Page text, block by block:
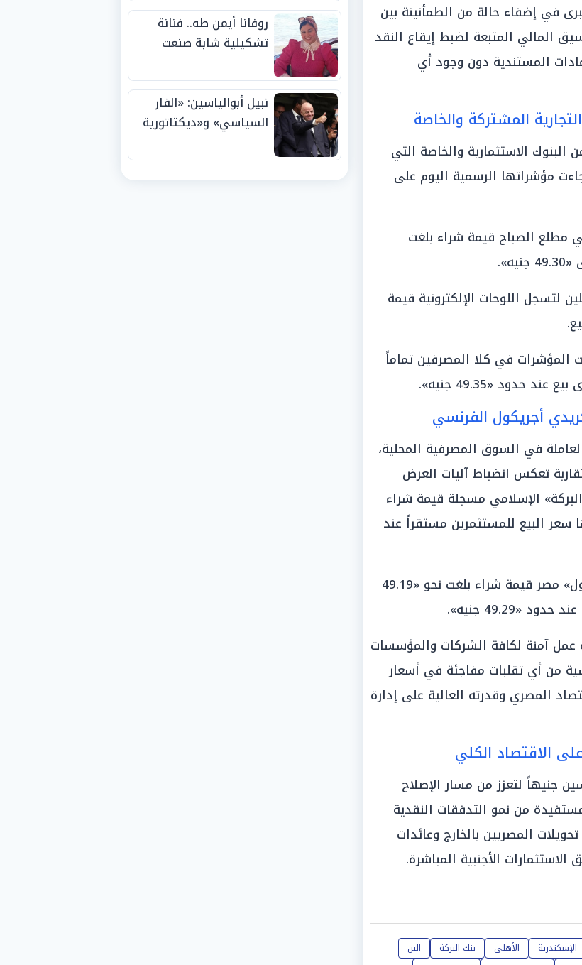
في إضفاء حالة من الطمأنينة بين
المالي المتبعة لضبط إيقاع النقد
المستندية دون وجود أي
المشتركة والخاصة
الاستثمارية والخاصة التي
مؤشراتها الرسمية اليوم على
الصباح قيمة شراء بلغت
لتسجل اللوحات الإلكترونية قيمة
المؤشرات في كلا المصرفين تماماً
أجريكول الفرنسي
في السوق المصرفية المحلية،
تعكس انضباط آليات العرض
الإسلامي مسجلة قيمة شراء
وتوازى معها سعر البيع للمستثمرين مستقراً عند
ودونت سجلات التداول في «بنك كريدي أجريكول» مصر قيمة شراء بلغت نحو «49.19
جنيه».
عمل آمنة لكافة الشركات والمؤسسات
من أي تقلبات مفاجئة في أسعار
المصري وقدرته العالية على إدارة
الاقتصاد الكلي
جنيهاً لتعزز من مسار الإصلاح
من نمو التدفقات النقدية
المصريين بالخارج وعائدات
الأجنبية المباشرة.
الإسكندرية الأهلي بنك البركة
البن
روفانا أيمن طه.. فنانة
تشكيلية شابة صنعت
الجوائز منذ الصغر
نبيل أبوالياسين: «الفار
السياسي» و«ديكتاتورية
الفيفا».. وإقالة